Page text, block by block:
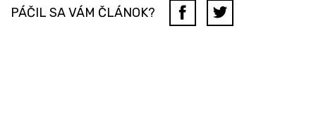
PÁČIL SA VÁM ČLÁNOK?